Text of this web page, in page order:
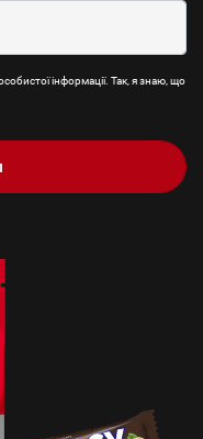
інформації. Так, я знаю, що